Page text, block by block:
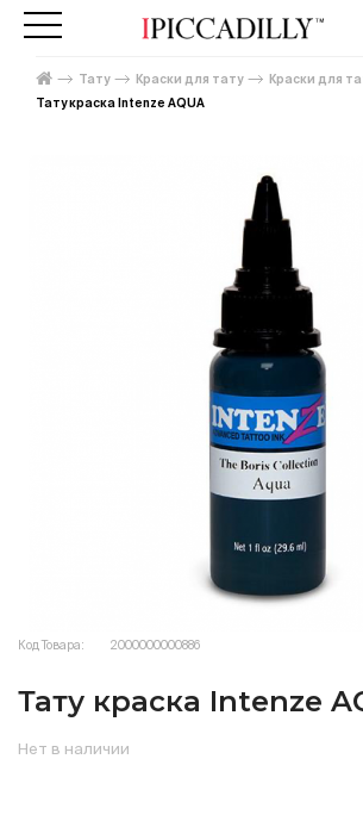
Тату Краски для тату
Краски для
Тату краска Intenze AQUA
Код Товара: 2000000000886
Тату краска Intenze
Нет в наличии